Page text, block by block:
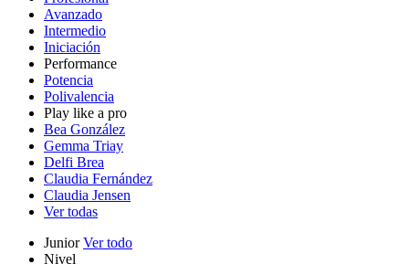
Avanzado
Intermedio
Iniciación
Performance
Potencia
Polivalencia
Play like a pro
Bea González
Gemma Triay
Delfi Brea
Claudia Fernández
Claudia Jensen
Ver todas
JuniorVer todo
Nivel